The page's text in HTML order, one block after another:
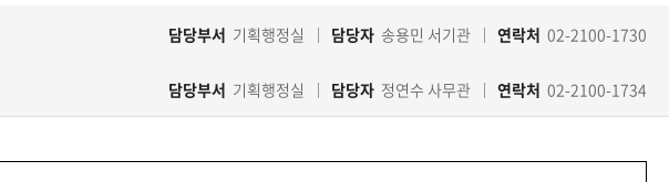
담당부서 기획행정실 담당자 송용민 서기관 연락처 02-2100-1730
담당부서 기획행정실 담당자 정연수 사무관 연락처 02-2100-1734